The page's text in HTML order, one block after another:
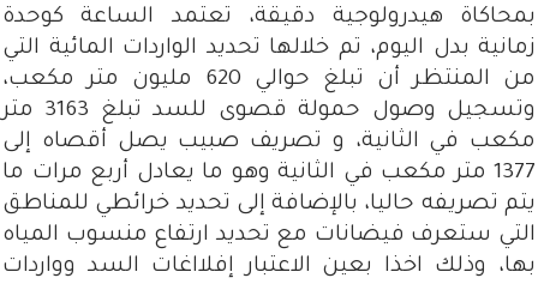
بمحاكاة هيدرولوجية دقيقة، تعتمد الساعة كوحدة
زمانية بدل اليوم، تم خلالها تحديد الواردات المائية التي
من المنتظر أن تبلغ حوالي 620 مليون متر مكعب،
وتسجيل وصول حمولة قصوى للسد تبلغ 3163 متر
مكعب في الثانية، و تصريف صبيب يصل أقصاه إلى
1377 متر مكعب في الثانية وهو ما يعادل أربع مرات ما
يتم تصريفه حاليا، بالإضافة إلى تحديد خرائطي للمناطق
التي ستعرف فيضانات مع تحديد ارتفاع منسوب المياه
بها، وذلك اخذا بعين الاعتبار إفلااغات السد وواردات